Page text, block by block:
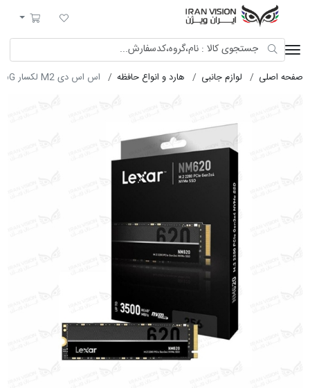
لیست مورد علاقه
سبد خرید
صفحه اصلی لوازم جانبی هارد و انواع حافظه اس اس دی M2 لکسار 256G گارانتی اصلیNM620